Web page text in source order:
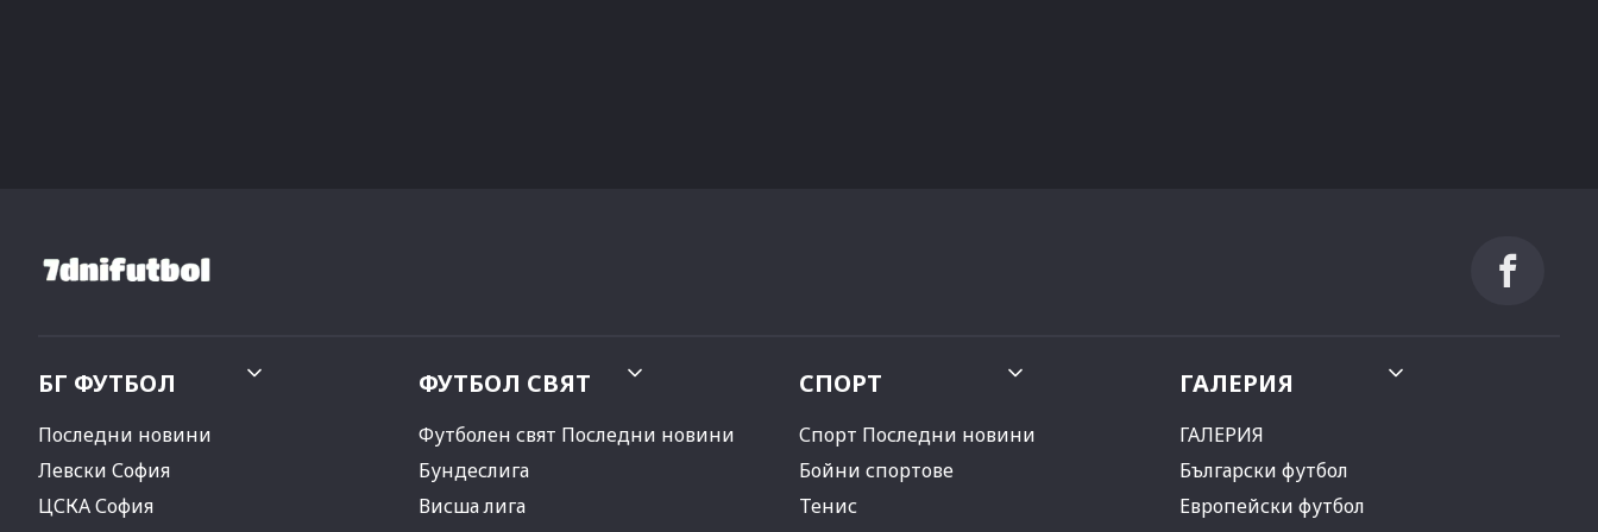
БГ ФУТБОЛ
Последни новини
Левски София
ЦСКА София
ФУТБОЛ СВЯТ
Футболен свят Последни новини
Бундеслига
Висша лига
СПОРТ
Спорт Последни новини
Бойни спортове
Тенис
ГАЛЕРИЯ
ГАЛЕРИЯ
Български футбол
Европейски футбол